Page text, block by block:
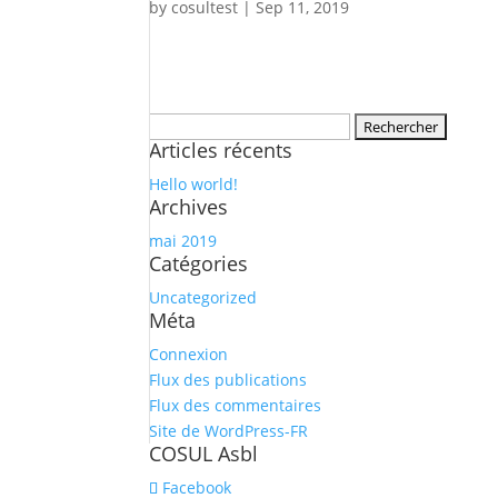
bycosultest |Sep 11, 2019
Articles récents
Hello world!
Archives
mai 2019
Catégories
Uncategorized
Méta
Connexion
Flux des publications
Flux des commentaires
Site de WordPress-FR
COSUL Asbl
Facebook